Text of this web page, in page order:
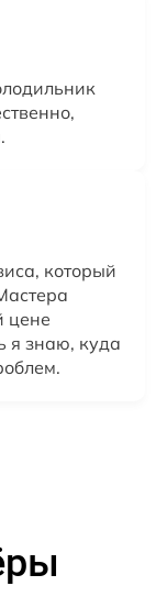
который
цене
я знаю, куда